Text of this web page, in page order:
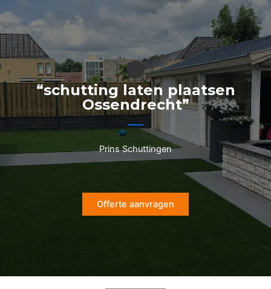
naar
de
inhoud
“schutting laten plaatsen
Ossendrecht”
Prins Schuttingen
Offerte aanvragen